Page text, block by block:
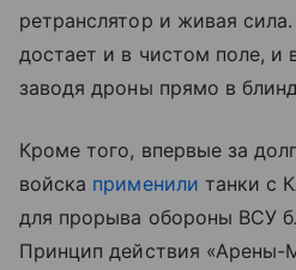
ретранслятор и живая
достает и в чистом поле, и
заводя дроны прямо в
Кроме того, впервые за
войска применили танки с
для прорыва обороны ВСУ
Принцип действия